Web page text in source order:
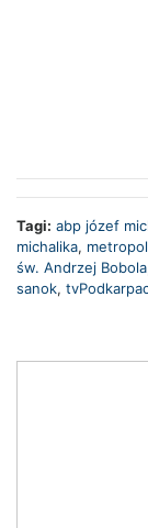
Tagi: abp józef
michalika,
św. Andrzej Bobola
sanok,